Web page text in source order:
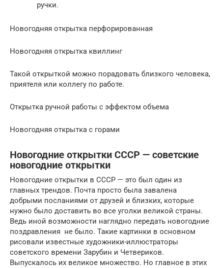
ручки.
Новогодняя открытка перфорированная
Новогодняя открытка квиллинг
Такой открыткой можно порадовать близкого человека,
приятеля или коллегу по работе.
Открытка ручной работы с эффектом объема
Новогодняя открытка с горами
Новогодние открытки СССР — советские
новогодние открытки
Новогодние открытки в СССР — это был один из
главных трендов. Почта просто была завалена
добрыми посланиями от друзей и близких, которые
нужно было доставить во все уголки великой страны.
Ведь иной возможности наглядно передать новогодние
поздравления не было. Такие картинки в основном
рисовали известные художники-иллюстраторы
советского времени Зарубин и Четвериков.
Выпускалось их великое множество. Но главное в этих